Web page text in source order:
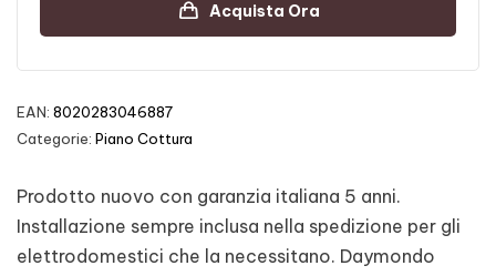
Acquista Ora
EAN: 8020283046887
Categorie: Piano Cottura
Prodotto nuovo con garanzia italiana 5 anni.
Installazione sempre inclusa nella spedizione per gli
elettrodomestici che la necessitano. Daymondo